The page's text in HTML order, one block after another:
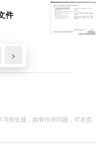
件
>
所生成，如有任何问题，可在页